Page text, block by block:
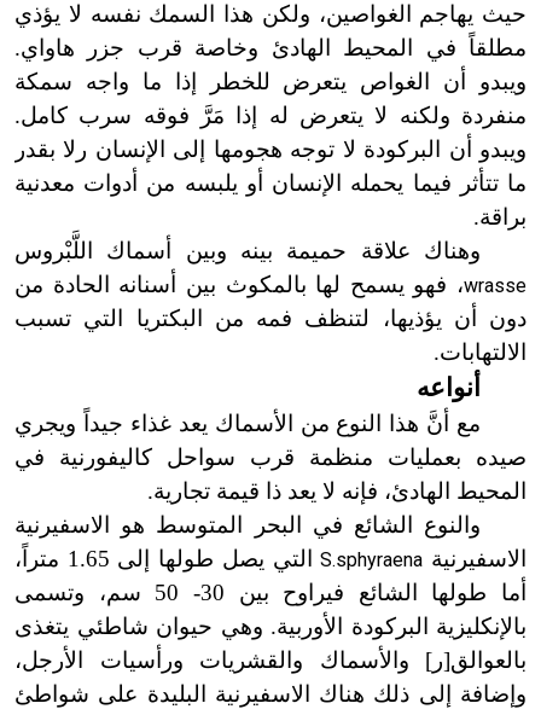
حيث يهاجم الغواصين، ولكن هذا السمك نفسه لا يؤذي
مطلقاً في المحيط الهادئ وخاصة قرب جزر هاواي.
ويبدو أن الغواص يتعرض للخطر إذا ما واجه سمكة
منفردة ولكنه لا يتعرض له إذا مَرَّ فوقه سرب كامل.
ويبدو أن البركودة لا توجه هجومها إلى الإنسان رلا بقدر
ما تتأثر فيما يحمله الإنسان أو يلبسه من أدوات معدنية
براقة.
وهناك علاقة حميمة بينه وبين أسماك اللَّبْروس
wrasse، فهو يسمح لها بالمكوث بين أسنانه الحادة من
دون أن يؤذيها، لتنظف فمه من البكتريا التي تسبب
الالتهابات.
أنواعه
مع أنَّ هذا النوع من الأسماك يعد غذاء جيداً ويجري
صيده بعمليات منظمة قرب سواحل كاليفورنية في
المحيط الهادئ، فإنه لا يعد ذا قيمة تجارية.
والنوع الشائع في البحر المتوسط هو الاسفيرنية
الاسفيرنية S.sphyraena
التي يصل طولها إلى 1.65 متراً،
أما طولها الشائع فيراوح بين 30
-
50 سم، وتسمى
بالإنكليزية البركودة الأوربية. وهي حيوان شاطئي يتغذى
بالعوالق[ر] والأسماك والقشريات ورأسيات الأرجل،
وإضافة إلى ذلك هناك الاسفيرنية البليدة على شواطئ